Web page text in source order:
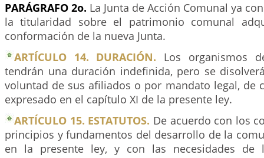
PARÁGRAFO 2o. La Junta de Acción Comunal ya
la titularidad sobre el patrimonio comunal
conformación de la nueva Junta.
ARTÍCULO 14. DURACIÓN. Los organismos
tendrán una duración indefinida, pero se
voluntad de sus afiliados o por mandato legal, de
expresado en el capítulo XI de la presente ley.
ARTÍCULO 15. ESTATUTOS. De acuerdo con los
principios y fundamentos del desarrollo de la
en la presente ley, y con las necesidades de